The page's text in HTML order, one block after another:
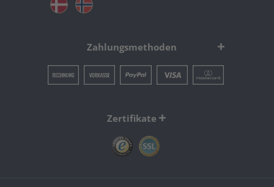
Zahlungsmethoden
Zertifikate